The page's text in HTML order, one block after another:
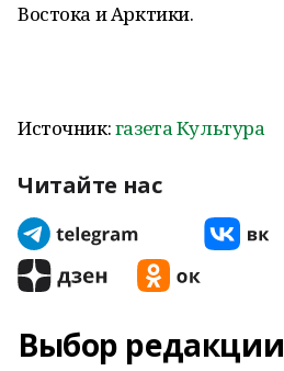
Востока и Арктики.
Источник:газета Культура
Читайте нас
Выбор редакции